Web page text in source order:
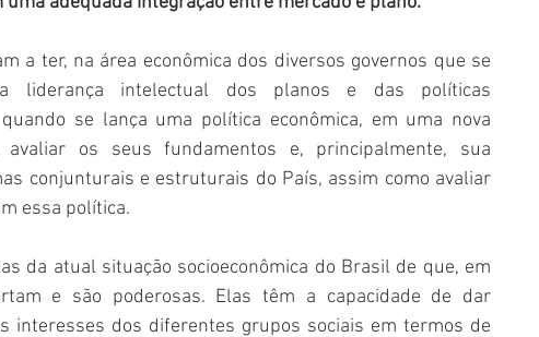
a ter, na área econômica dos diversos governos que se
liderança intelectual dos planos e das políticas
se lança uma política econômica, em uma nova
avaliar os seus fundamentos e, principalmente, sua
conjunturais e estruturais do País, assim como avaliar
essa política.
da atual situação socioeconômica do Brasil de que, em
e são poderosas. Elas têm a capacidade de dar
interesses dos diferentes grupos sociais em termos de